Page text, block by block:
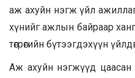
аж ахуйн нэгж үйл
хүнийг ажлын байраар
төгрөгийн бүтээгдэхүүн
Аж ахуйн нэгжүүд цаасан